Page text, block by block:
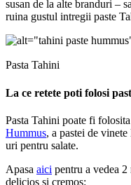
susan de la alte branduri –
ruina gustul intregii paste
Pasta Tahini
La ce retete poti folosi
Pasta Tahini poate fi
Hummus, a pastei de
uri pentru salate.
Apasa aici pentru a vedea
delicios si cremos: